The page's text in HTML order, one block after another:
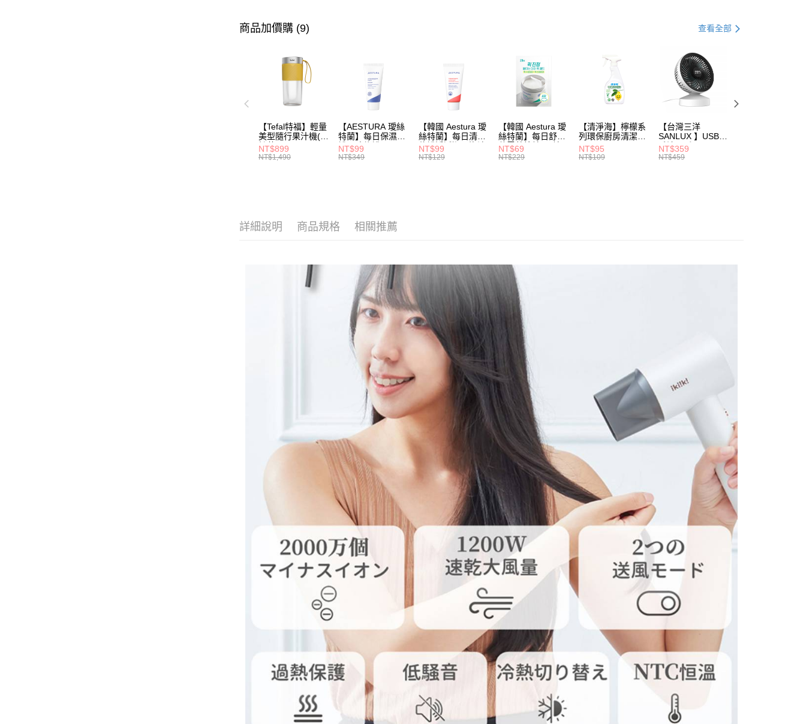
1.本服務係由「台灣大哥大股份有限公司」（以下簡稱本公司）所提供，讓
用戶於交易時，得透過本服務購買商品或服務，並由商店將買賣／分期付
款買賣價金債權讓與本公司後，依約使用本公司帳單繳交帳款。
2.基於同意付款使用「大哥付你分期」之契約關係目的，商店將以您的個人
資料（包含姓名、電話或地址）提供予台灣大哥大進項蒐集、處理及利
用，由本公司與您本人進行分期帳單所需資料之確認、核對及更正。
商品加價購 (9) 查看全部
【Tefal特福】輕量
美型隨行果汁機(鮮
橙黃)
NT$899
NT$1,490
【AESTURA 璦絲
特蘭】每日保濕柔
護屏障修護霜
30ml
NT$99
NT$349
【韓國 Aestura 璦
絲特蘭】每日清痘
倍護淨透潔面泡沫
30g
NT$99
NT$129
【韓國 Aestura 璦
絲特蘭】每日舒緩
積雪草棉片 20片
NT$69
NT$229
【清淨海】檸檬系
列環保廚房清潔劑
500g
NT$95
NT$109
【台灣三洋
SANLUX 】USB
酷涼風扇 EF-601D
NT$359
NT$459
詳細說明 商品規格 相關推薦